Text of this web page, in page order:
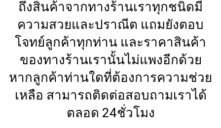
ถึงสินค้าจากทางร้านเราทุกชนิดมี
ความสวยและปราณีต แถมยังตอบ
โจทย์ลูกค้าทุกท่าน และราคาสินค้า
ของทางร้านเรานั้นไม่แพงอีกด้วย
หากลูกค้าท่านใดที่ต้องการความช่วย
เหลือ สามารถติดต่อสอบถามเราได้
ตลอด 24ชั่วโมง